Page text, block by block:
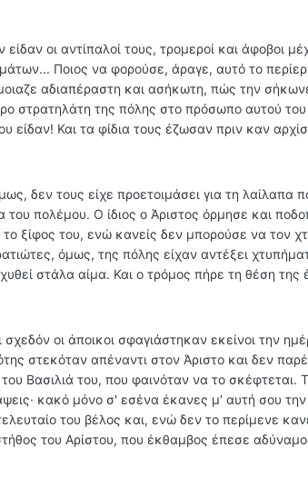
είδαν οι αντίπαλοί τους, τρομεροί και άφοβοι
Ποιος να φορούσε, άραγε, αυτό το
αδιαπέραστη και ασήκωτη, πώς την
στρατηλάτη της πόλης στο πρόσωπο αυτού
είδαν! Και τα φίδια τους έζωσαν πριν καν
δεν τους είχε προετοιμάσει για τη
του πολέμου. Ο ίδιος ο Άριστος όρμησε και
ξίφος του, ενώ κανείς δεν μπορούσε να τον
όμως, της πόλης είχαν αντέξει
στάλα αίμα. Και ο τρόμος πήρε τη θέση της
σχεδόν οι άποικοι σφαγιάστηκαν εκείνοι την
στεκόταν απέναντι στον Άριστο και δεν
Βασιλιά του, που φαινόταν να το σκέφτεται.
κακό μόνο σ' εσένα έκανες μ' αυτή σου
του βέλος και, ενώ δεν το περίμενε
του Αρίστου, που έκθαμβος έπεσε